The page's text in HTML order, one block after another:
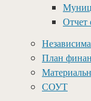
Отчет
План
СОУТ